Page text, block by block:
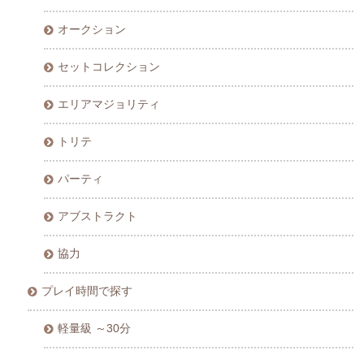
オークション
セットコレクション
エリアマジョリティ
トリテ
パーティ
アブストラクト
協力
プレイ時間で探す
軽量級 ～30分